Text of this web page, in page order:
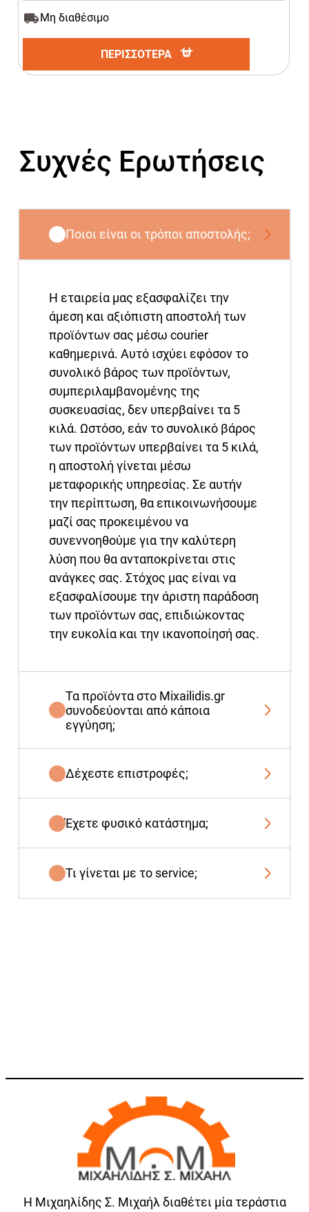
Μη διαθέσιμο
ΠΕΡΙΣΣΟΤΕΡΑ
Συχνές Ερωτήσεις
Ποιοι είναι οι τρόποι αποστολής;
Η εταιρεία μας εξασφαλίζει την
άμεση και αξιόπιστη αποστολή των
προϊόντων σας μέσω courier
καθημερινά. Αυτό ισχύει εφόσον το
συνολικό βάρος των προϊόντων,
συμπεριλαμβανομένης της
συσκευασίας, δεν υπερβαίνει τα 5
κιλά. Ωστόσο, εάν το συνολικό βάρος
των προϊόντων υπερβαίνει τα 5 κιλά,
η αποστολή γίνεται μέσω
μεταφορικής υπηρεσίας. Σε αυτήν
την περίπτωση, θα επικοινωνήσουμε
μαζί σας προκειμένου να
συνεννοηθούμε για την καλύτερη
λύση που θα ανταποκρίνεται στις
ανάγκες σας. Στόχος μας είναι να
εξασφαλίσουμε την άριστη παράδοση
των προϊόντων σας, επιδιώκοντας
την ευκολία και την ικανοποίησή σας.
Τα προϊόντα στο Mixailidis.gr
συνοδεύονται από κάποια
εγγύηση;
Δέχεστε επιστροφές;
Έχετε φυσικό κατάστημα;
Τι γίνεται με το service;
Η Μιχαηλίδης Σ. Μιχαήλ διαθέτει μία τεράστια